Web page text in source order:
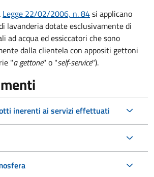
Legge 22/02/2006, n. 84si applicano
lavanderia dotate esclusivamente di
ad acqua ed essiccatori che sono
dalla clientela con appositi gettoni
"a gettone" o "self-service").
inerenti ai servizi effettuati